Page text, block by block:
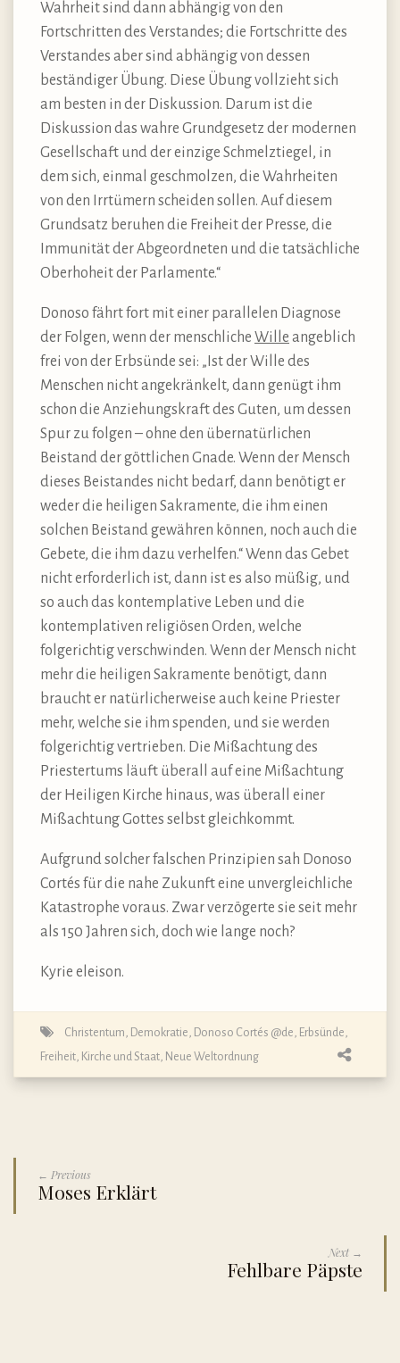
Wahrheit sind dann abhängig von den
Fortschritten des Verstandes; die Fortschritte des
Verstandes aber sind abhängig von dessen
beständiger Übung. Diese Übung vollzieht sich
am besten in der Diskussion. Darum ist die
Diskussion das wahre Grundgesetz der modernen
Gesellschaft und der einzige Schmelztiegel, in
dem sich, einmal geschmolzen, die Wahrheiten
von den Irrtümern scheiden sollen. Auf diesem
Grundsatz beruhen die Freiheit der Presse, die
Immunität der Abgeordneten und die tatsächliche
Oberhoheit der Parlamente.“
Donoso fährt fort mit einer parallelen Diagnose
der Folgen, wenn der menschliche Wille angeblich
frei von der Erbsünde sei: „Ist der Wille des
Menschen nicht angekränkelt, dann genügt ihm
schon die Anziehungskraft des Guten, um dessen
Spur zu folgen – ohne den übernatürlichen
Beistand der göttlichen Gnade. Wenn der Mensch
dieses Beistandes nicht bedarf, dann benötigt er
weder die heiligen Sakramente, die ihm einen
solchen Beistand gewähren können, noch auch die
Gebete, die ihm dazu verhelfen.“ Wenn das Gebet
nicht erforderlich ist, dann ist es also müßig, und
so auch das kontemplative Leben und die
kontemplativen religiösen Orden, welche
folgerichtig verschwinden. Wenn der Mensch nicht
mehr die heiligen Sakramente benötigt, dann
braucht er natürlicherweise auch keine Priester
mehr, welche sie ihm spenden, und sie werden
folgerichtig vertrieben. Die Mißachtung des
Priestertums läuft überall auf eine Mißachtung
der Heiligen Kirche hinaus, was überall einer
Mißachtung Gottes selbst gleichkommt.
Aufgrund solcher falschen Prinzipien sah Donoso
Cortés für die nahe Zukunft eine unvergleichliche
Katastrophe voraus. Zwar verzögerte sie seit mehr
als 150 Jahren sich, doch wie lange noch?
Kyrie eleison.
Christentum Demokratie Donoso Cortés @de Erbsünde
Freiheit Kirche und Staat Neue Weltordnung
← Previous
Moses Erklärt
Next →
Fehlbare Päpste